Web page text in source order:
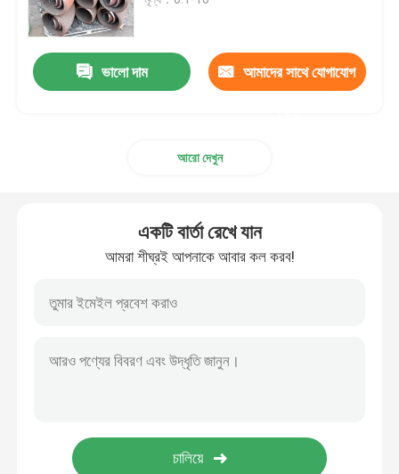
পাইপ ফিটিং কনুই
ভালো দাম আমাদের সাথে যোগাযোগ
আরো দেখুন
একটি বার্তা রেখে যান
আমরা শীঘ্রই আপনাকে আবার কল করব!